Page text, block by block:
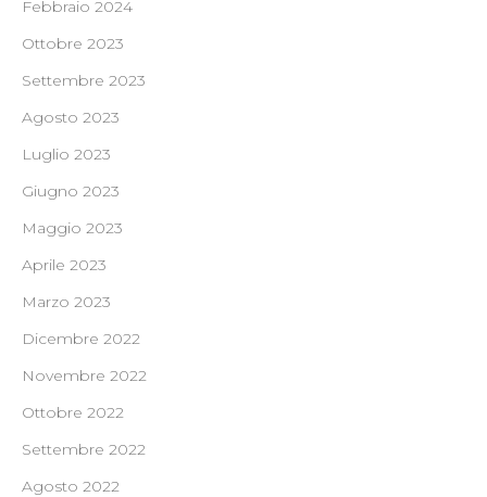
Febbraio 2024
Ottobre 2023
Settembre 2023
Agosto 2023
Luglio 2023
Giugno 2023
Maggio 2023
Aprile 2023
Marzo 2023
Dicembre 2022
Novembre 2022
Ottobre 2022
Settembre 2022
Agosto 2022